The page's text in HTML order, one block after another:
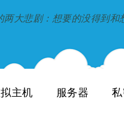
大悲剧：想要的没得到和
主机 服务器